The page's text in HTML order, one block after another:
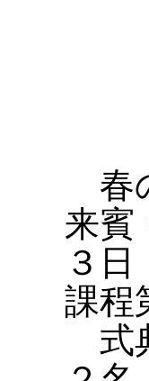
春
来賓
３
課程
式